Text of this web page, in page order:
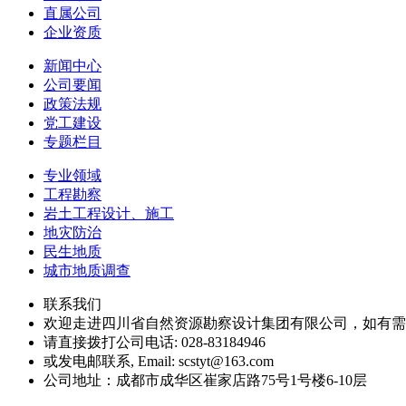
直属公司
企业资质
新闻中心
公司要闻
政策法规
党工建设
专题栏目
专业领域
工程勘察
岩土工程设计、施工
地灾防治
民生地质
城市地质调查
联系我们
欢迎走进四川省自然资源勘察设计集团有限公司，如有
请直接拨打公司电话: 028-83184946
或发电邮联系, Email: scstyt@163.com
公司地址：成都市成华区崔家店路75号1号楼6-10层